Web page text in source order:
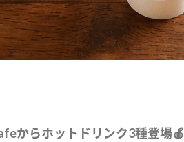
からホットドリンク3種登場🍎